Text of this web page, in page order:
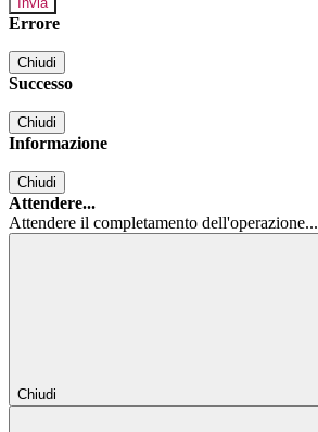
Errore
Chiudi
Successo
Chiudi
Informazione
Chiudi
Attendere...
Attendere il completamento dell'operazione...
Chiudi